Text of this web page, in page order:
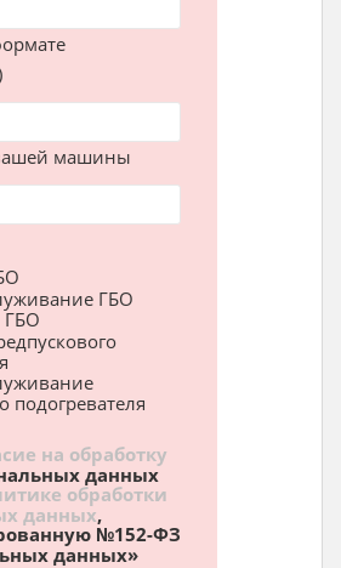
машины
ГБО
ГБО
подогревателя
на обработку
данных
обработки
данных,
№152-ФЗ
данных»